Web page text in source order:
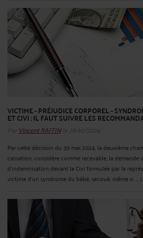
VICTIME - PRÉJUDICE CORPOREL -
ET CIVI : IL FAUT SUIVRE LES
Par Vincent RAFFINle 28/10/2024
Par cette décision du 30 mai 2024, la deuxième
cassation, considère comme recevable, la demande
d’indemnisation devant la Civi formulée par la
victime d’un syndrome du bébé, secoué, même si ...